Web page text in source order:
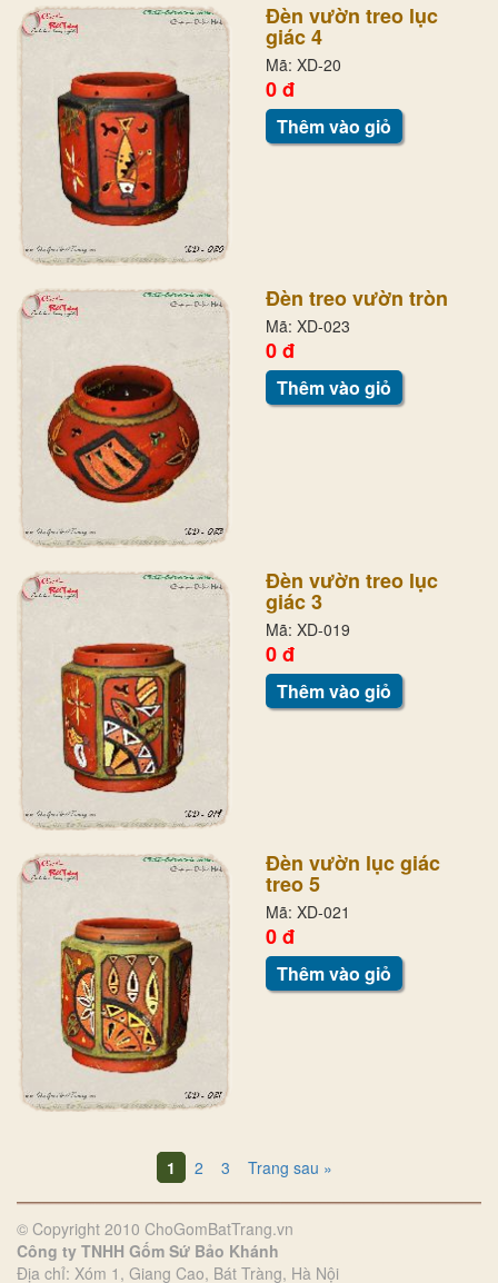
Đèn vườn treo lục
giác 4
Mã: XD-20
0 đ
Thêm vào giỏ
Đèn treo vườn tròn
Mã: XD-023
0 đ
Thêm vào giỏ
Đèn vườn treo lục
giác 3
Mã: XD-019
0 đ
Thêm vào giỏ
Đèn vườn lục giác
treo 5
Mã: XD-021
0 đ
Thêm vào giỏ
1 2 3 Trang sau »
© Copyright 2010 ChoGomBatTrang.vn
Công ty TNHH Gốm Sứ Bảo Khánh
Địa chỉ: Xóm 1, Giang Cao, Bát Tràng, Hà Nội